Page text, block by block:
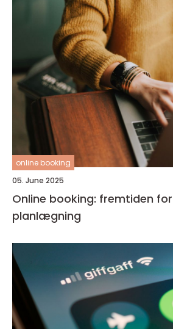
online booking
05. June 2025
Online booking: fremtiden
planlægning